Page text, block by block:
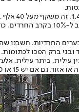
5-4 אחוז - 3.5%
החרדיות. חשבנו
ובני ברק הפכו
עושים את כל המאמצים עם הרשות המקומית".